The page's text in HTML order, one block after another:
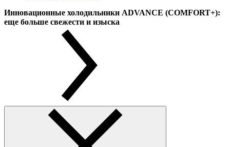
Инновационные холодильники ADVANCE (COMFORT+):
еще больше свежести и изыска